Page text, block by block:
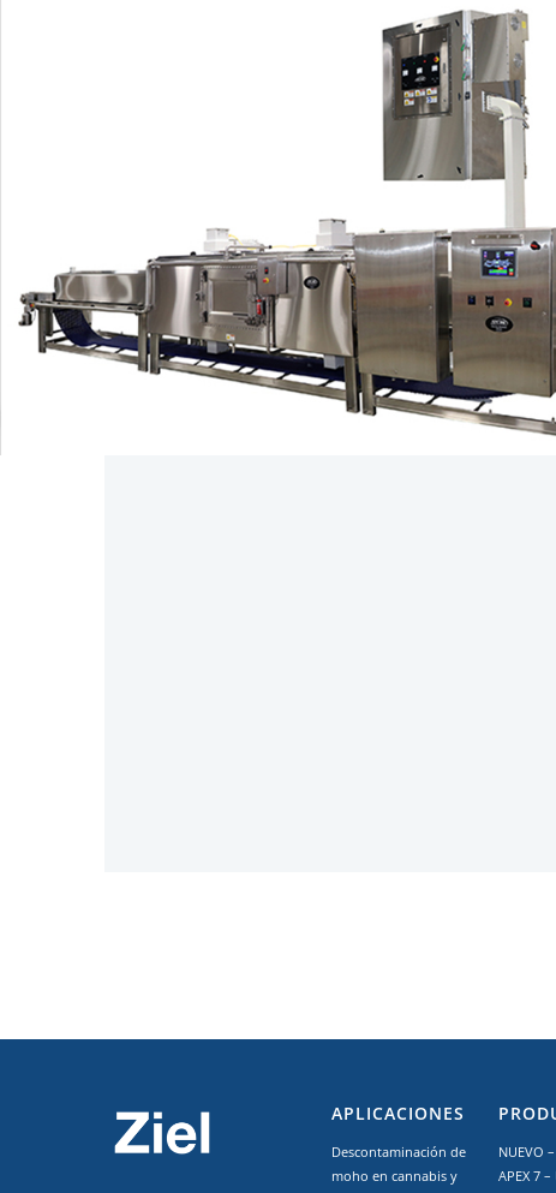
APLICACIONES
Descontaminación de
moho en cannabis y
NUEVO
APEX 7